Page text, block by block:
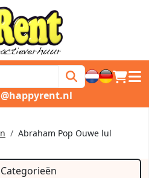
Abraham Pop Ouwe lul